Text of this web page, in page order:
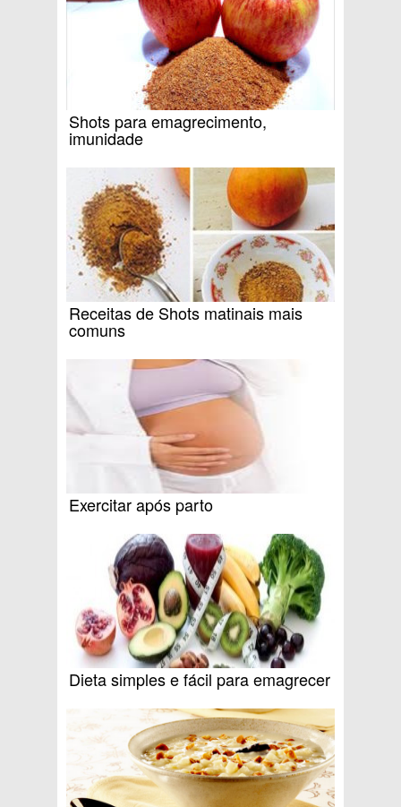
Shots para emagrecimento,
imunidade
Receitas de Shots matinais mais
comuns
Exercitar após parto
Dieta simples e fácil para emagrecer